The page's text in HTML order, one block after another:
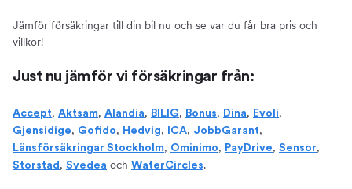
Jämför försäkringar till din bil nu och se var du får bra pris och
villkor!
Just nu jämför vi försäkringar från:
Accept, Aktsam, Alandia, BILIG, Bonus, Dina, Evoli,
Gjensidige, Gofido, Hedvig, ICA, JobbGarant,
Länsförsäkringar Stockholm, Ominimo, PayDrive, Sensor,
Storstad , Svedea och WaterCircles.